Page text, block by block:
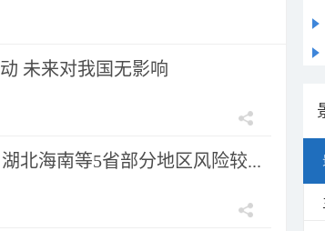
未来对我国无影响
北海南等5省部分地区风险较...